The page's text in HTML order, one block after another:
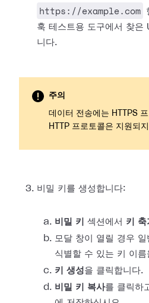
https://example.com
훅 테스트용 도구에서 찾은
니다.
주의
데이터 전송에는 HTTPS
HTTP 프로토콜은 지원되
비밀 키를 생성합니다:
비밀 키 섹션에서 키 축
모달 창이 열릴 경우
식별할 수 있는 키 이름
키 생성을 클릭합니다.
비밀 키 복사를 클릭하